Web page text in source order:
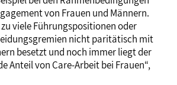
von Frauen und Männern.
viele Führungspositionen oder
nicht paritätisch mit
besetzt und noch immer liegt der
Anteil von Care-Arbeit bei Frauen“,